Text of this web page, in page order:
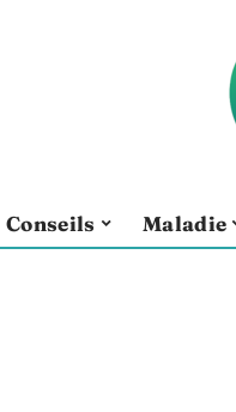
Conseils Maladie